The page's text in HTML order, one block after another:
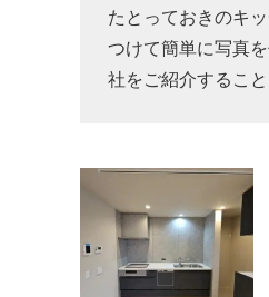
たとっておきのキ
つけて簡単に写真
社をご紹介すること